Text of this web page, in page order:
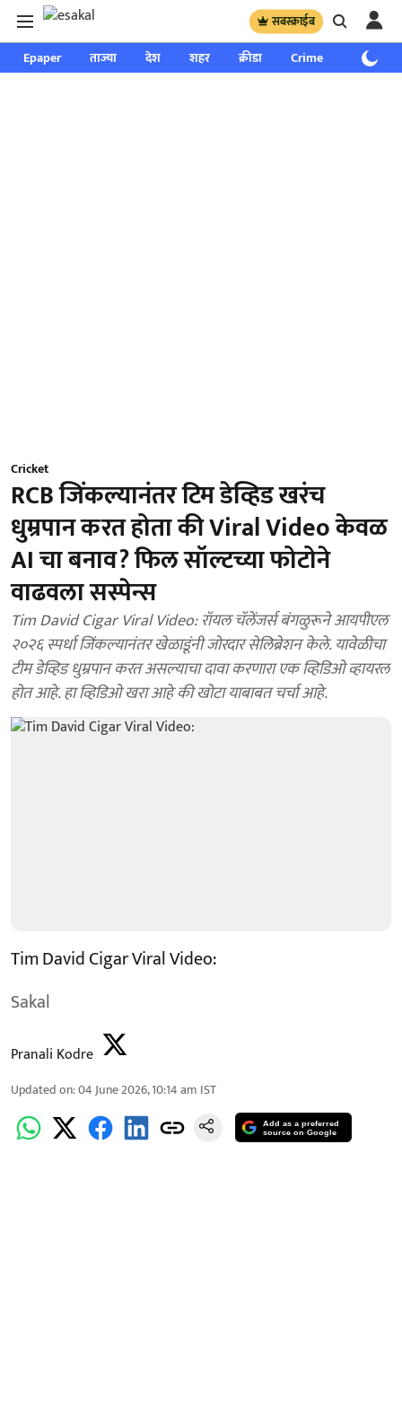
सबस्क्राईब
Epaper ताज्या देश शहर क्रीडा Crime साप्ताहिक
Cricket
RCB जिंकल्यानंतर टिम डेव्हिड खरंच
धुम्रपान करत होता की Viral Video केवळ
AI चा बनाव? फिल सॉल्टच्या फोटोने
वाढवला सस्पेन्स
Tim David Cigar Viral Video: रॉयल चॅलेंजर्स बंगळुरूने आयपीएल
२०२६ स्पर्धा जिंकल्यानंतर खेळाडूंनी जोरदार सेलिब्रेशन केले. यावेळीचा
टीम डेव्हिड धुम्रपान करत असल्याचा दावा करणारा एक व्हिडिओ व्हायरल
होत आहे. हा व्हिडिओ खरा आहे की खोटा याबाबत चर्चा आहे.
Tim David Cigar Viral Video:
Sakal
Pranali Kodre
Updated on:04 June 2026, 10:14 am IST
Add as a preferred
source on Google